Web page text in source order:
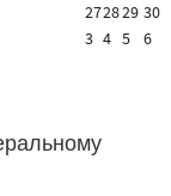
272829 30
3 4 5 6